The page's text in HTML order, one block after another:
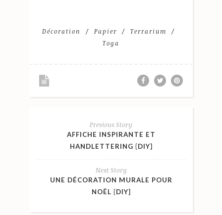
Décoration Papier
Terrarium
Toga
Previous Story
AFFICHE INSPIRANTE ET
HANDLETTERING {DIY}
Next Story
UNE DÉCORATION MURALE POUR
NOËL {DIY}